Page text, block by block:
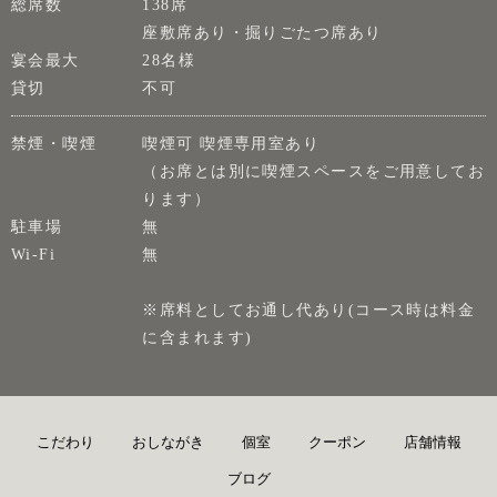
総席数
138席
座敷席あり・掘りごたつ席あり
宴会最大
28名様
貸切
不可
禁煙・喫煙
喫煙可 喫煙専用室あり
（お席とは別に喫煙スペースをご用意してお
ります）
駐車場
無
Wi-Fi
無
※席料としてお通し代あり(コース時は料金
に含まれます)
こだわり おしながき 個室 クーポン 店舗情報
ブログ